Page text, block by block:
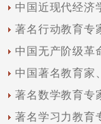
中国近现代经济
著名行动教育专
中国无产阶级革
中国著名教育家
著名数学教育专
著名学习力教育